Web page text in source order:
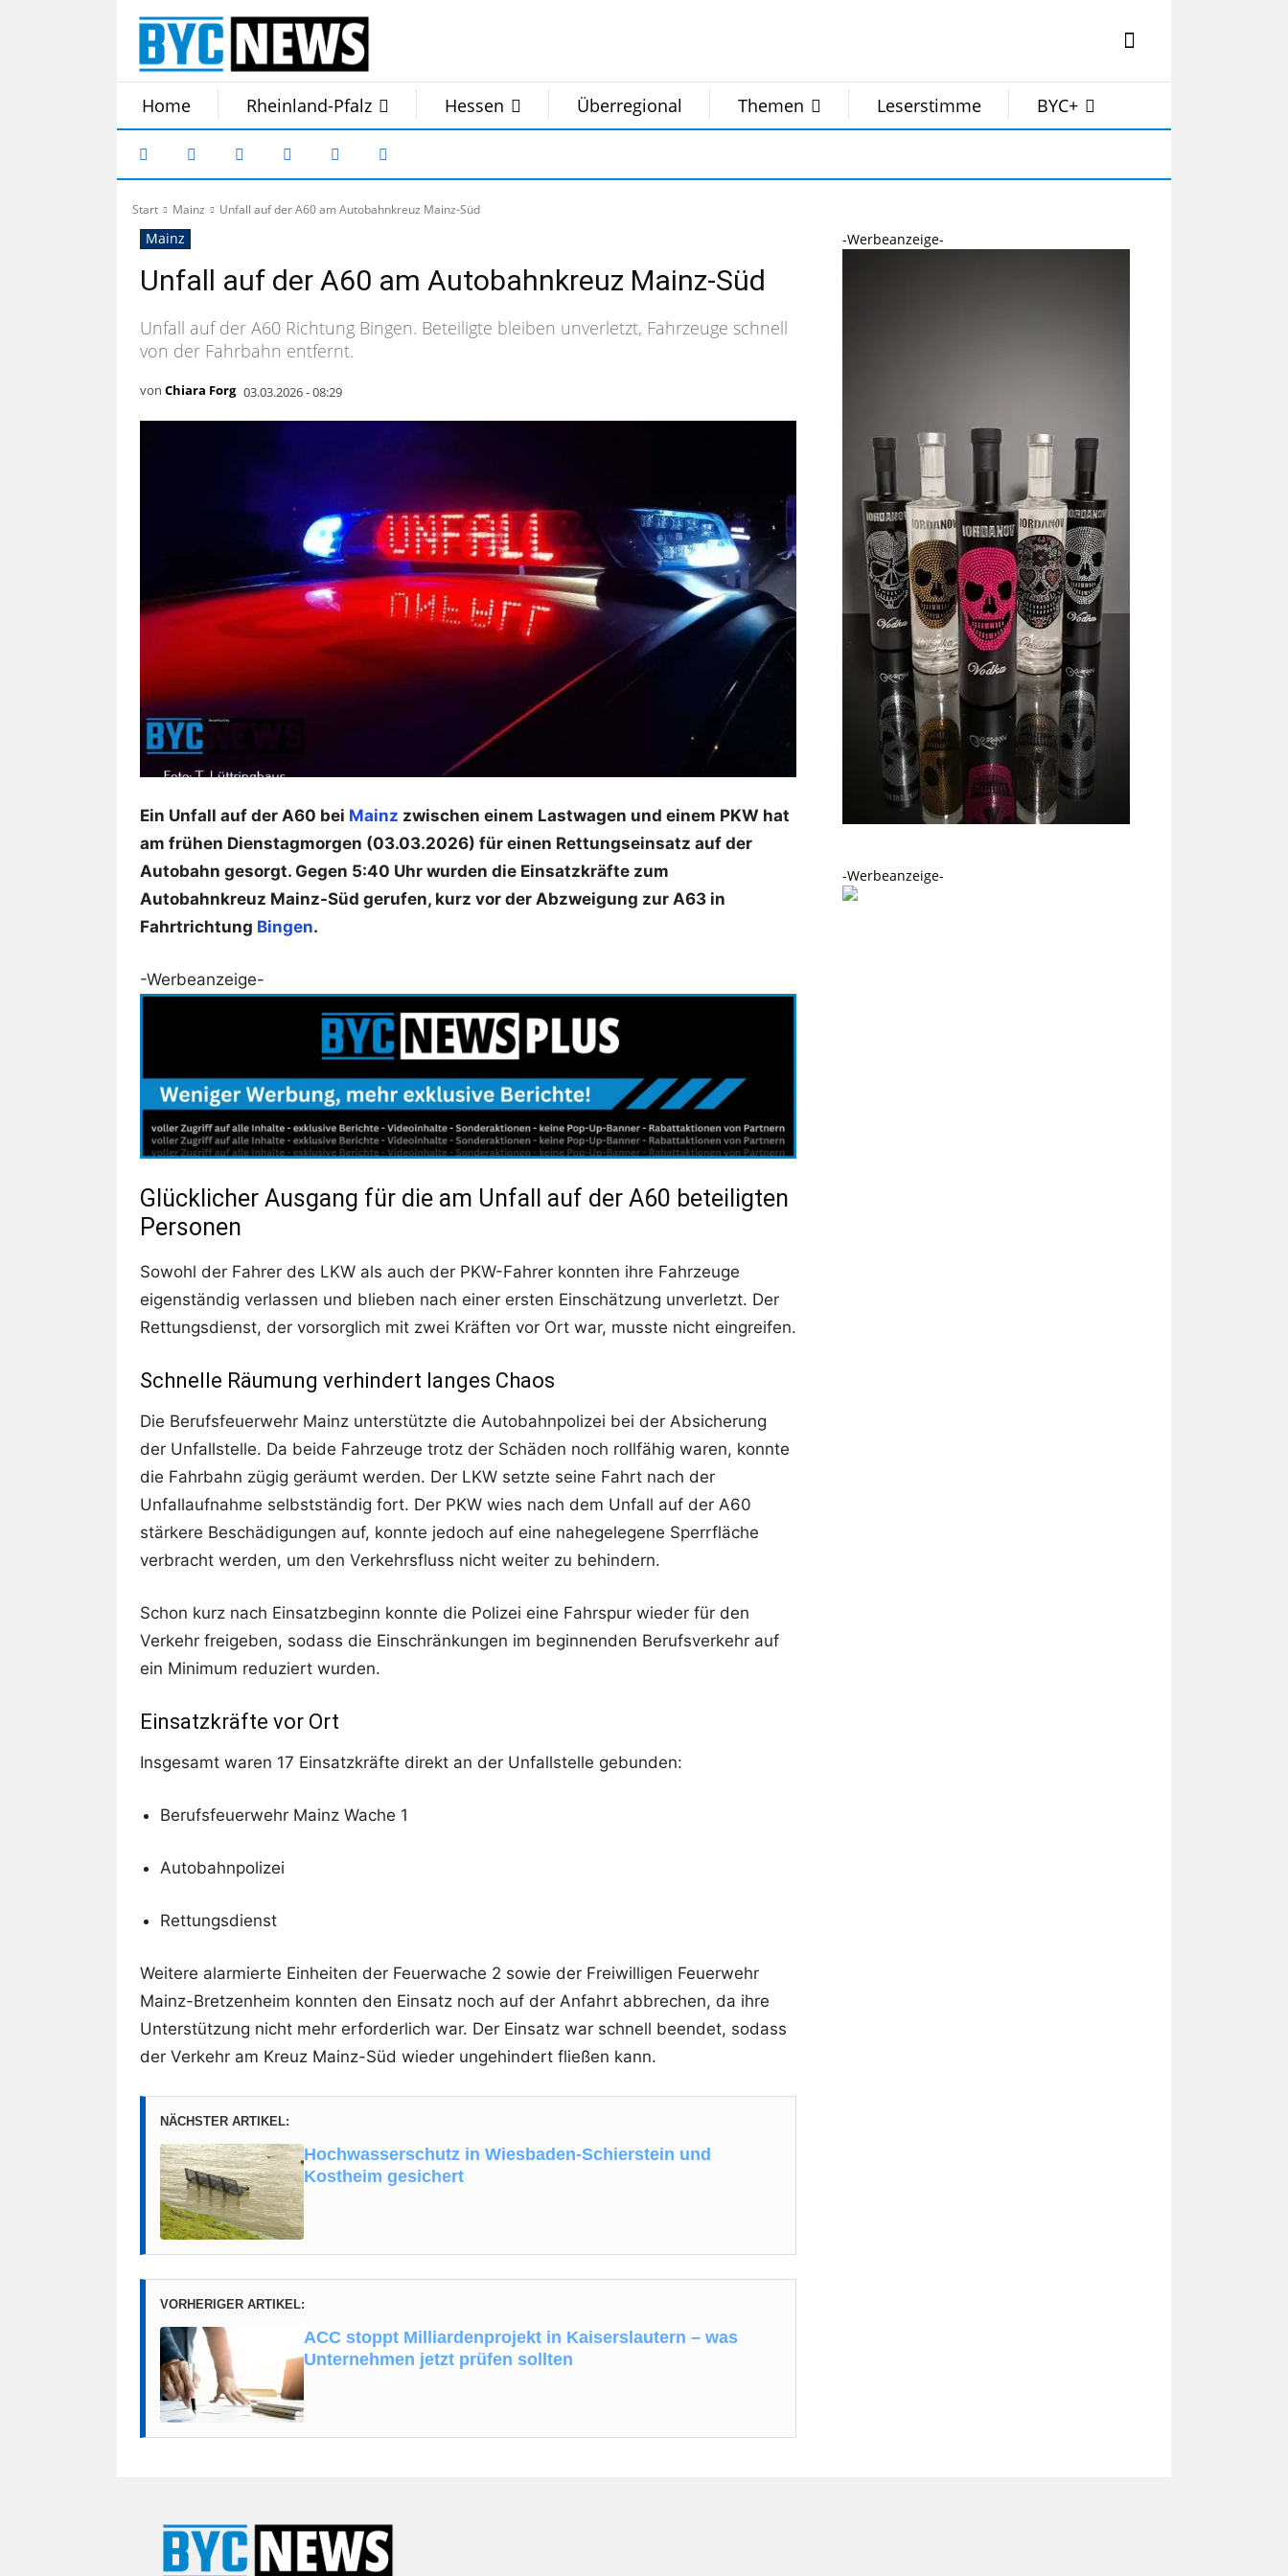
Home Rheinland-Pfalz Hessen Überregional Themen Leserstimme BYC+
Start Mainz Unfall auf der A60 am Autobahnkreuz Mainz-Süd
Mainz
Unfall auf der A60 am Autobahnkreuz Mainz-Süd
Unfall auf der A60 Richtung Bingen. Beteiligte bleiben unverletzt, Fahrzeuge schnell
von der Fahrbahn entfernt.
von Chiara Forg 03.03.2026 - 08:29
Ein Unfall auf der A60 bei Mainz zwischen einem Lastwagen und einem PKW hat
am frühen Dienstagmorgen (03.03.2026) für einen Rettungseinsatz auf der
Autobahn gesorgt. Gegen 5:40 Uhr wurden die Einsatzkräfte zum
Autobahnkreuz Mainz-Süd gerufen, kurz vor der Abzweigung zur A63 in
Fahrtrichtung Bingen.
-Werbeanzeige-
Glücklicher Ausgang für die am Unfall auf der A60 beteiligten
Personen
Sowohl der Fahrer des LKW als auch der PKW-Fahrer konnten ihre Fahrzeuge
eigenständig verlassen und blieben nach einer ersten Einschätzung unverletzt. Der
Rettungsdienst, der vorsorglich mit zwei Kräften vor Ort war, musste nicht eingreifen.
Schnelle Räumung verhindert langes Chaos
Die Berufsfeuerwehr Mainz unterstützte die Autobahnpolizei bei der Absicherung
der Unfallstelle. Da beide Fahrzeuge trotz der Schäden noch rollfähig waren, konnte
die Fahrbahn zügig geräumt werden. Der LKW setzte seine Fahrt nach der
Unfallaufnahme selbstständig fort. Der PKW wies nach dem Unfall auf der A60
stärkere Beschädigungen auf, konnte jedoch auf eine nahegelegene Sperrfläche
verbracht werden, um den Verkehrsfluss nicht weiter zu behindern.
Schon kurz nach Einsatzbeginn konnte die Polizei eine Fahrspur wieder für den
Verkehr freigeben, sodass die Einschränkungen im beginnenden Berufsverkehr auf
ein Minimum reduziert wurden.
Einsatzkräfte vor Ort
Insgesamt waren 17 Einsatzkräfte direkt an der Unfallstelle gebunden:
Berufsfeuerwehr Mainz Wache 1
Autobahnpolizei
Rettungsdienst
Weitere alarmierte Einheiten der Feuerwache 2 sowie der Freiwilligen Feuerwehr
Mainz-Bretzenheim konnten den Einsatz noch auf der Anfahrt abbrechen, da ihre
Unterstützung nicht mehr erforderlich war. Der Einsatz war schnell beendet, sodass
der Verkehr am Kreuz Mainz-Süd wieder ungehindert fließen kann.
NÄCHSTER ARTIKEL:
Hochwasserschutz in Wiesbaden-Schierstein und
Kostheim gesichert
VORHERIGER ARTIKEL:
ACC stoppt Milliardenprojekt in Kaiserslautern – was
Unternehmen jetzt prüfen sollten
-Werbeanzeige-
-Werbeanzeige-